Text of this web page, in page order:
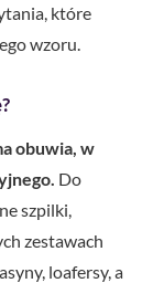
które
wzoru.
obuwia, w
Do
szpilki,
zestawach
loafersy, a